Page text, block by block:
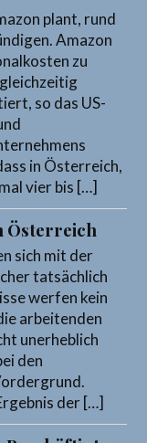
plant, rund
Amazon
zu
so das US-
in Österreich,
vier bis […]
Österreich
sich mit der
tatsächlich
werfen kein
arbeitenden
unerheblich
den
der […]